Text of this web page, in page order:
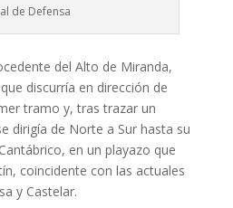
de Defensa
del Alto de Miranda,
discurría en dirección de
tramo y, tras trazar un
dirigía de Norte a Sur hasta su
en un playazo que
coincidente con las actuales
y Castelar.